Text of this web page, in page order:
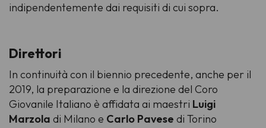
indipendentemente dai requisiti di cui sopra.
Direttori
In continuità con il biennio precedente, anche per il
2019, la preparazione e la direzione del Coro
Giovanile Italiano è affidata ai maestri Luigi
Marzola di Milano e Carlo Pavese di Torino